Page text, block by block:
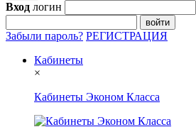
Вход логин
войти
Забыли пароль? РЕГИСТРАЦИЯ
Кабинеты
×
Кабинеты Эконом Класса